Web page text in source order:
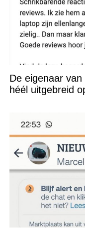
De eigenaar
héél uitgebreid